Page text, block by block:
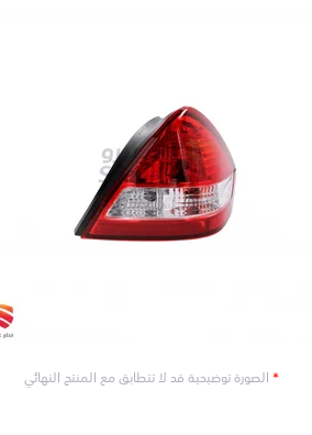
*الصورة توضيحية قد لا تتطابق مع المنتج النهائي